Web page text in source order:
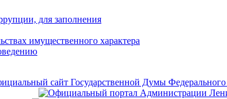
для заполнения
имущественного характера